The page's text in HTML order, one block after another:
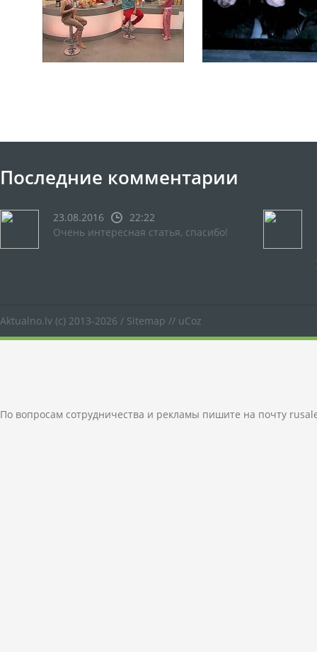
Последние комментарии
23.08.2016
22:22
Очень интересная статья, спасибо!
Aktualno.lv (c) 2013-2026 / Sitemap // uCoz
По вопросам сотрудничества и рекламы пишите на почту